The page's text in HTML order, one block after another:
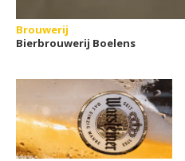
Brouwerij
Bierbrouwerij Boelens